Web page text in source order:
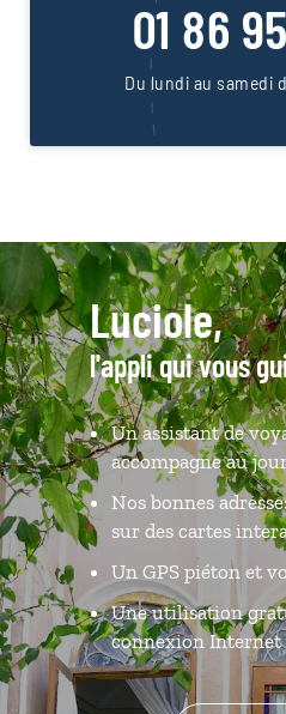
01 86
Du lundi au samedi
Luciole,
l'appli qui vous
Un assistant de
accompagne au
Nos bonnes
sur des cartes
Un GPS piéton et
Une utilisation
connexion Internet